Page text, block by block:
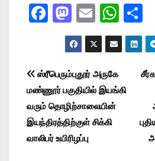
F
e
b
o
o
k
M
a
st
o
d
o
n
E
m
ail
W
h
at
A
h
e
Post
navigation
ஸ்ரீபெரும்புதூர் அருகே
மண்ணூர் பகுதியில் இயங்கி
வரும் தொழிற்சாலையின்
இயந்திரத்திற்குள் சிக்கி
வாலிபர் உயிரிழப்பு